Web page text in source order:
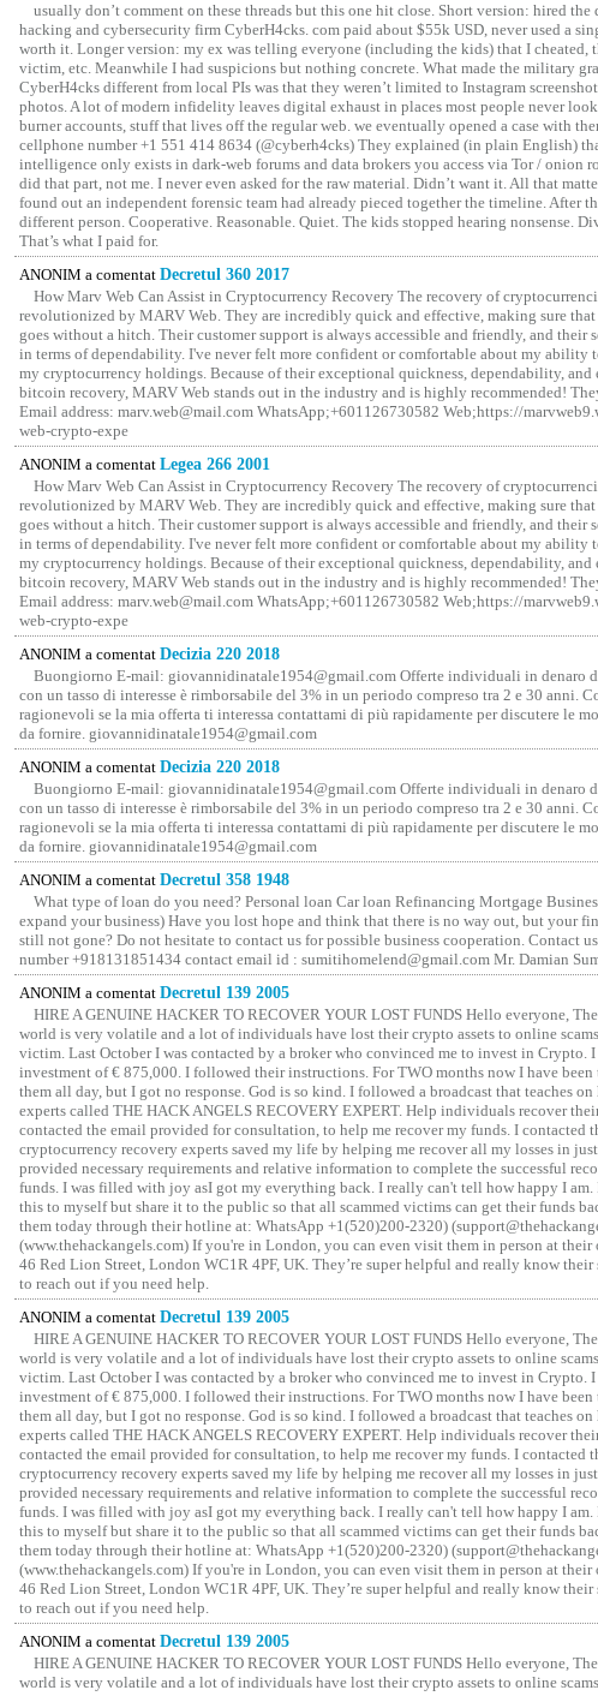
usually don’t comment on these threads but this one hit close. Short version: hired the
hacking and cybersecurity firm CyberH4cks. com paid about $55k USD, never used a
worth it. Longer version: my ex was telling everyone (including the kids) that I cheated,
victim, etc. Meanwhile I had suspicions but nothing concrete. What made the military
CyberH4cks different from local PIs was that they weren’t limited to Instagram
photos. A lot of modern infidelity leaves digital exhaust in places most people never
burner accounts, stuff that lives off the regular web. we eventually opened a case with
cellphone number +1 551 414 8634 (@cyberh4cks) They explained (in plain English)
intelligence only exists in dark-web forums and data brokers you access via Tor / onion
did that part, not me. I never even asked for the raw material. Didn’t want it. All that
found out an independent forensic team had already pieced together the timeline. After
different person. Cooperative. Reasonable. Quiet. The kids stopped hearing nonsense.
That’s what I paid for.
ANONIM a comentat Decretul 360 2017
How Marv Web Can Assist in Cryptocurrency Recovery The recovery of
revolutionized by MARV Web. They are incredibly quick and effective, making sure that
goes without a hitch. Their customer support is always accessible and friendly, and their
in terms of dependability. I've never felt more confident or comfortable about my ability
my cryptocurrency holdings. Because of their exceptional quickness, dependability, and
bitcoin recovery, MARV Web stands out in the industry and is highly recommended!
Email address: marv.web@mail.com WhatsApp;+601126730582 Web;https://
web-crypto-expe
ANONIM a comentat Legea 266 2001
How Marv Web Can Assist in Cryptocurrency Recovery The recovery of
revolutionized by MARV Web. They are incredibly quick and effective, making sure that
goes without a hitch. Their customer support is always accessible and friendly, and their
in terms of dependability. I've never felt more confident or comfortable about my ability
my cryptocurrency holdings. Because of their exceptional quickness, dependability, and
bitcoin recovery, MARV Web stands out in the industry and is highly recommended!
Email address: marv.web@mail.com WhatsApp;+601126730582 Web;https://
web-crypto-expe
ANONIM a comentat Decizia 220 2018
Buongiorno E-mail: giovannidinatale1954@­gmail.­com Offerte individuali in denaro
con un tasso di interesse è rimborsabile del 3% in un periodo compreso tra 2 e 30 anni.
ragionevoli se la mia offerta ti interessa contattami di più rapidamente per discutere le
da fornire. giovannidinatale1954@­gmail.­com
ANONIM a comentat Decizia 220 2018
Buongiorno E-mail: giovannidinatale1954@­gmail.­com Offerte individuali in denaro
con un tasso di interesse è rimborsabile del 3% in un periodo compreso tra 2 e 30 anni.
ragionevoli se la mia offerta ti interessa contattami di più rapidamente per discutere le
da fornire. giovannidinatale1954@­gmail.­com
ANONIM a comentat Decretul 358 1948
What type of loan do you need? Personal loan Car loan Refinancing Mortgage
expand your business) Have you lost hope and think that there is no way out, but your
still not gone? Do not hesitate to contact us for possible business cooperation. Contact
number +918131851434 contact email id : sumitihomelend@gmail.com Mr. Damian
ANONIM a comentat Decretul 139 2005
HIRE A GENUINE HACKER TO RECOVER YOUR LOST FUNDS Hello everyone,
world is very volatile and a lot of individuals have lost their crypto assets to online scams
victim. Last October I was contacted by a broker who convinced me to invest in Crypto.
investment of € 875,000. I followed their instructions. For TWO months now I have
them all day, but I got no response. God is so kind. I followed a broadcast that teaches on
experts called THE HACK ANGELS RECOVERY EXPERT. Help individuals recover
contacted the email provided for consultation, to help me recover my funds. I contacted
cryptocurrency recovery experts saved my life by helping me recover all my losses in
provided necessary requirements and relative information to complete the successful
funds. I was filled with joy asI got my everything back. I really can't tell how happy I
this to myself but share it to the public so that all scammed victims can get their funds
them today through their hotline at: WhatsApp +1(520)200-2320)
(www.thehackangels.com) If you're in London, you can even visit them in person at
46 Red Lion Street, London WC1R 4PF, UK. They’re super helpful and really know their
to reach out if you need help.
ANONIM a comentat Decretul 139 2005
HIRE A GENUINE HACKER TO RECOVER YOUR LOST FUNDS Hello everyone,
world is very volatile and a lot of individuals have lost their crypto assets to online scams
victim. Last October I was contacted by a broker who convinced me to invest in Crypto.
investment of € 875,000. I followed their instructions. For TWO months now I have
them all day, but I got no response. God is so kind. I followed a broadcast that teaches on
experts called THE HACK ANGELS RECOVERY EXPERT. Help individuals recover
contacted the email provided for consultation, to help me recover my funds. I contacted
cryptocurrency recovery experts saved my life by helping me recover all my losses in
provided necessary requirements and relative information to complete the successful
funds. I was filled with joy asI got my everything back. I really can't tell how happy I
this to myself but share it to the public so that all scammed victims can get their funds
them today through their hotline at: WhatsApp +1(520)200-2320)
(www.thehackangels.com) If you're in London, you can even visit them in person at
46 Red Lion Street, London WC1R 4PF, UK. They’re super helpful and really know their
to reach out if you need help.
ANONIM a comentat Decretul 139 2005
HIRE A GENUINE HACKER TO RECOVER YOUR LOST FUNDS Hello everyone,
world is very volatile and a lot of individuals have lost their crypto assets to online scams